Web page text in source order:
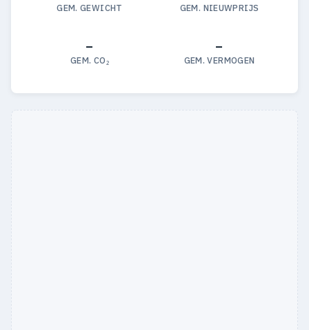
GEM. GEWICHT GEM. NIEUWPRIJS
—
GEM. CO₂
—
GEM. VERMOGEN